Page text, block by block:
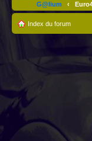
G@lium ‹
Index du forum